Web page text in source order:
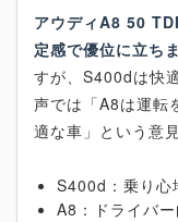
アウディA8 50
定感で優位に立ちま
すが、S400dは快
声では「A8は運転
適な車」という意
S400d：乗り心
A8：ドライバ